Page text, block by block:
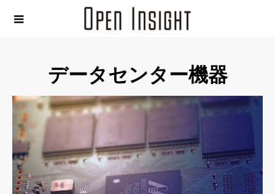
データセンター機器